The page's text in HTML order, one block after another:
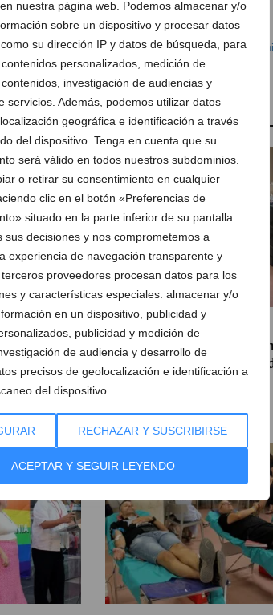
nuestra página web. Podemos almacenar y/o
sobre un dispositivo y procesar datos
su dirección IP y datos de búsqueda, para
personalizados, medición de
investigación de audiencias y
servicios. Además, podemos utilizar datos
geográfica e identificación a través
del dispositivo. Tenga en cuenta que su
será válido en todos nuestros subdominios.
o retirar su consentimiento en cualquier
clic en el botón «Preferencias de
situado en la parte inferior de su pantalla.
sus decisiones y nos comprometemos a
experiencia de navegación transparente y
proveedores procesan datos para los
y características especiales: almacenar y/o
en un dispositivo, publicidad y
publicidad y medición de
de audiencia y desarrollo de
precisos de geolocalización e identificación a
del dispositivo.
RECHAZAR Y SUSCRIBIRSE
ACEPTAR Y SEGUIR LEYENDO
,Sociedad,Universidades,Colegio Alfa & Omega
Dénia,Colegios Dénia,Estudiantes Dénia
IES Número 3 Dénia , Llunàtics Dénia
el calor:
pintura en
para
Dénia renueva su
compromiso solidario
una jornada de donación
sangre